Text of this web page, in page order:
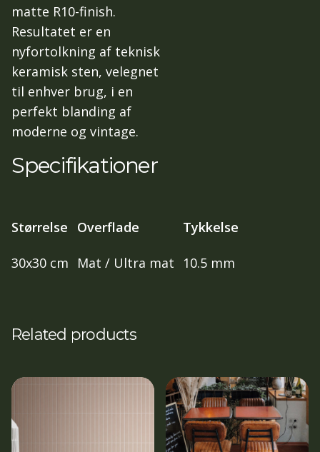
matte R10-finish.
Resultatet er en
nyfortolkning af teknisk
keramisk sten, velegnet
til enhver brug, i en
perfekt blanding af
moderne og vintage.
Specifikationer
Størrelse Overflade Tykkelse
30x30 cm Mat / Ultra mat 10.5 mm
Related products